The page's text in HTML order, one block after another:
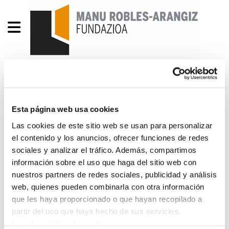
Esta página web usa cookies
Las cookies de este sitio web se usan para personalizar
el contenido y los anuncios, ofrecer funciones de redes
sociales y analizar el tráfico. Además, compartimos
información sobre el uso que haga del sitio web con
nuestros partners de redes sociales, publicidad y análisis
web, quienes pueden combinarla con otra información
que les haya proporcionado o que hayan recopilado a
partir del uso que haya hecho de sus servicios.
Egoeraren azterketa 118.
La temporalidad sigue
siendo 8,5 puntos
superior a la europea
AC_118_cas.pdf306.2 KB
1. ¿Se puede hablar de recuperación económica?
- 2. ¿Hasta qué punto son fiables los datos sobre